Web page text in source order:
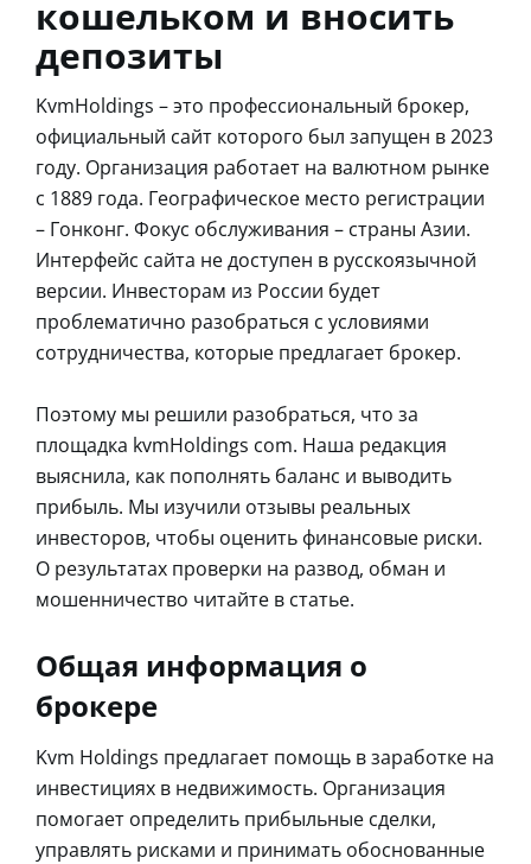
кошельком и вносить
депозиты
KvmHoldings – это профессиональный брокер,
официальный сайт которого был запущен в 2023
году. Организация работает на валютном рынке
с 1889 года. Географическое место регистрации
– Гонконг. Фокус обслуживания – страны Азии.
Интерфейс сайта не доступен в русскоязычной
версии. Инвесторам из России будет
проблематично разобраться с условиями
сотрудничества, которые предлагает брокер.
Поэтому мы решили разобраться, что за
площадка kvmHoldings com. Наша редакция
выяснила, как пополнять баланс и выводить
прибыль. Мы изучили отзывы реальных
инвесторов, чтобы оценить финансовые риски.
О результатах проверки на развод, обман и
мошенничество читайте в статье.
Общая информация о
брокере
Kvm Holdings предлагает помощь в заработке на
инвестициях в недвижимость. Организация
помогает определить прибыльные сделки,
управлять рисками и принимать обоснованные